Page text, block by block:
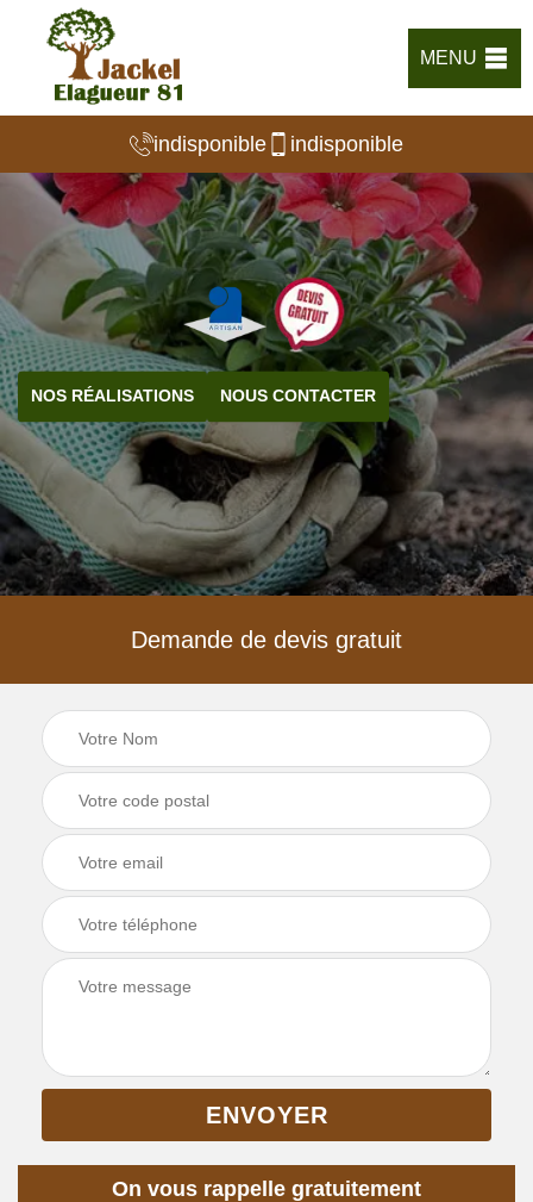
MENU
indisponible indisponible
NOS RÉALISATIONS NOUS CONTACTER
Demande de devis gratuit
On vous rappelle gratuitement